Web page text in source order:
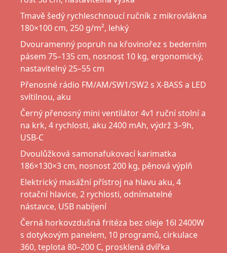
Tmavě šedý rychleschnoucí ručník z mikrovlákna
180×100 cm, 250 g/m², lehký
Dvouramenný popruh na křovinořez s bederním
pásem 75–135 cm, nosnost 10 kg, ergonomický,
nastavitelný 25–55 cm
Přenosné rádio FM/AM/SW1/SW2 s X-BASS a LED
svítilnou, aku
Černý přenosný mini ventilátor 4v1 ruční stolní a
na krk, 4 rychlosti, aku 2400 mAh, výdrž 3–9h,
USB-C
Dvoulůžková samonafukovací karimatka
186×130×3 cm, nosnost 200 kg, pěnová výplň
Elektrický masážní přístroj na hlavu aku, 4
rotační hlavice, 2 rychlosti, odnímatelné
nástavce, USB nabíjení
Černá horkovzdušná fritéza bez oleje 16l 2400W
s dotykovým panelem, 10 programů, cirkulace
360, teplota 80–200 C, prosklená dvířka